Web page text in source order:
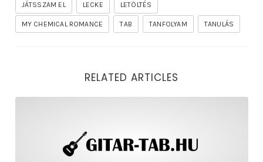
JÁTSSZAM EL LECKE LETÖLTÉS
MY CHEMICAL ROMANCE TAB TANFOLYAM TANULÁS
RELATED ARTICLES